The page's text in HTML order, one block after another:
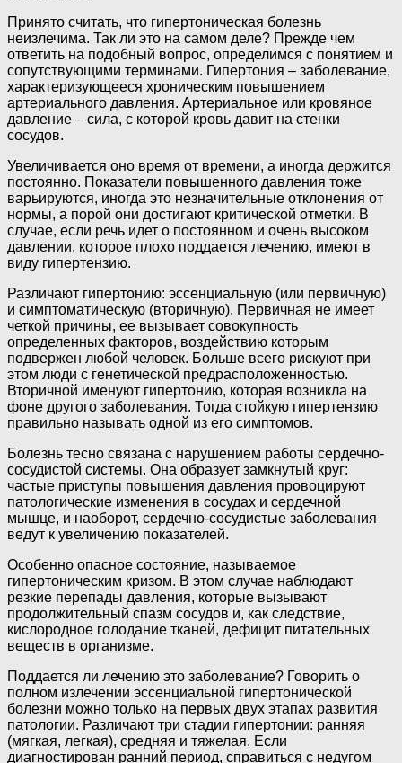
Принято считать, что гипертоническая болезнь
неизлечима. Так ли это на самом деле? Прежде чем
ответить на подобный вопрос, определимся с понятием и
сопутствующими терминами. Гипертония – заболевание,
характеризующееся хроническим повышением
артериального давления. Артериальное или кровяное
давление – сила, с которой кровь давит на стенки
сосудов.
Увеличивается оно время от времени, а иногда держится
постоянно. Показатели повышенного давления тоже
варьируются, иногда это незначительные отклонения от
нормы, а порой они достигают критической отметки. В
случае, если речь идет о постоянном и очень высоком
давлении, которое плохо поддается лечению, имеют в
виду гипертензию.
Различают гипертонию: эссенциальную (или первичную)
и симптоматическую (вторичную). Первичная не имеет
четкой причины, ее вызывает совокупность
определенных факторов, воздействию которым
подвержен любой человек. Больше всего рискуют при
этом люди с генетической предрасположенностью.
Вторичной именуют гипертонию, которая возникла на
фоне другого заболевания. Тогда стойкую гипертензию
правильно называть одной из его симптомов.
Болезнь тесно связана с нарушением работы сердечно-
сосудистой системы. Она образует замкнутый круг:
частые приступы повышения давления провоцируют
патологические изменения в сосудах и сердечной
мышце, и наоборот, сердечно-сосудистые заболевания
ведут к увеличению показателей.
Особенно опасное состояние, называемое
гипертоническим кризом. В этом случае наблюдают
резкие перепады давления, которые вызывают
продолжительный спазм сосудов и, как следствие,
кислородное голодание тканей, дефицит питательных
веществ в организме.
Поддается ли лечению это заболевание? Говорить о
полном излечении эссенциальной гипертонической
болезни можно только на первых двух этапах развития
патологии. Различают три стадии гипертонии: ранняя
(мягкая, легкая), средняя и тяжелая. Если
диагностирован ранний период, справиться с недугом